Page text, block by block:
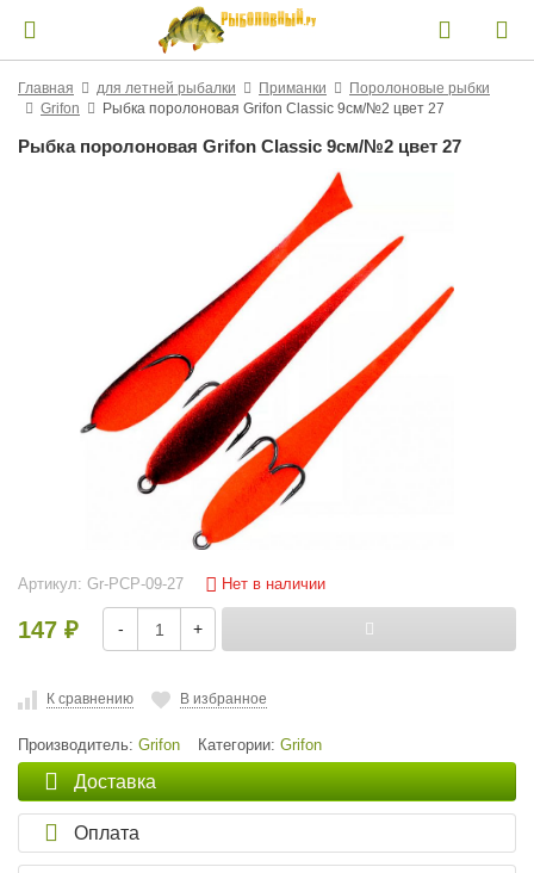
Главная для летней рыбалки Приманки
Поролоновые рыбки
Grifon
Рыбка поролоновая Grifon Classic 9см/№2 цвет 27
Рыбка поролоновая Grifon Classic 9см/№2 цвет 27
Артикул: Gr-PCP-09-27 Нет в наличии
147 ₽ - +
К сравнению В избранное
Производитель: Grifon Категории: Grifon
Доставка
Оплата